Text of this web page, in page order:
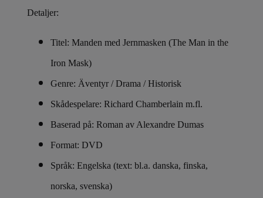
Detaljer:
Titel: Manden med Jernmasken (The Man in the
Iron Mask)
Genre: Äventyr / Drama / Historisk
Skådespelare: Richard Chamberlain m.fl.
Baserad på: Roman av Alexandre Dumas
Format: DVD
Språk: Engelska (text: bl.a. danska, finska,
norska, svenska)